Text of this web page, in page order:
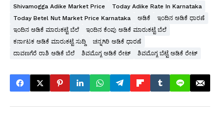
Shivamogga Adike Market Price
Today Adike Rate In Karnataka
Today Betel Nut Market Price Karnataka
ಅಡಿಕೆ
ಇಂದಿನ ಅಡಿಕೆ ಧಾರಣೆ
ಇಂದಿನ ಅಡಿಕೆ ಮಾರುಕಟ್ಟೆ ಬೆಲೆ
ಇಂದಿನ ಕೆಂಪು ಅಡಿಕೆ ಮಾರುಕಟ್ಟೆ ಬೆಲೆ
ಕರ್ನಾಟಕ ಅಡಿಕೆ ಮಾರುಕಟ್ಟೆ ಸುದ್ದಿ
ಚನ್ನಗಿರಿ ಅಡಿಕೆ ಧಾರಣೆ
ದಾವಣಗೆರೆ ರಾಶಿ ಅಡಿಕೆ ಬೆಲೆ
ಶಿವಮೊಗ್ಗ ಅಡಿಕೆ ರೇಟ್ ಶಿವಮೊಗ್ಗ ಬೆಟ್ಟೆ ಅಡಿಕೆ ರೇಟ್